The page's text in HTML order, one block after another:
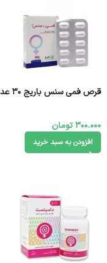
قرص فمی سنس باریج 30 عدد
300.000تومان
افزودن به سبد خرید